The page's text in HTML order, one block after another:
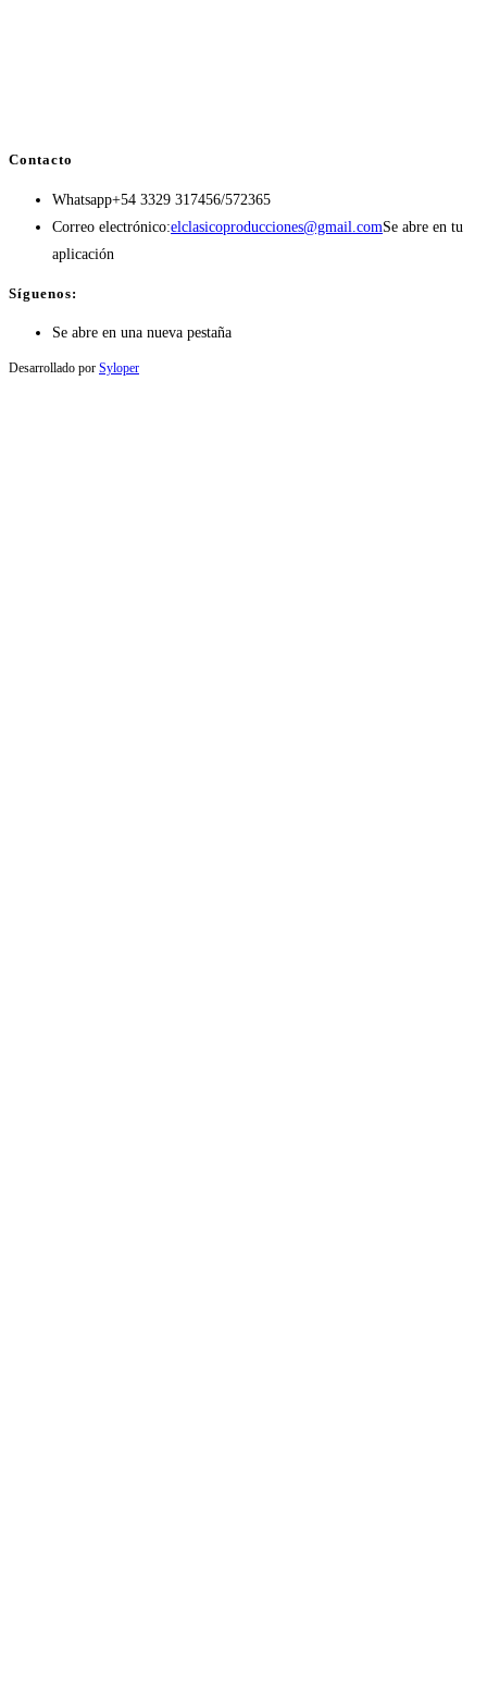
Contacto
Whatsapp+54 3329 317456/572365
Correo electrónico:elclasicoproducciones@gmail.comSe abre en tu
aplicación
Síguenos:
Se abre en una nueva pestaña
Desarrollado por Syloper